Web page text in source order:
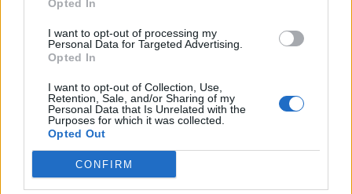
Opted In
I want to opt-out of processing my
Personal Data for Targeted Advertising.
Opted In
I want to opt-out of Collection, Use,
Retention, Sale, and/or Sharing of my
Personal Data that Is Unrelated with the
Purposes for which it was collected.
Opted Out
CONFIRM